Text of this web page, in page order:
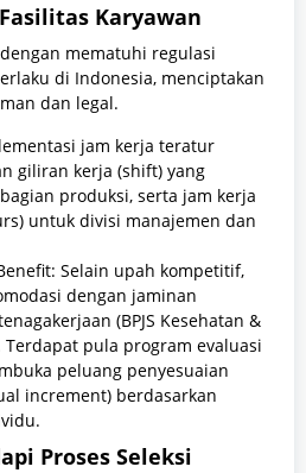
Karyawan
mematuhi regulasi
di Indonesia, menciptakan
dan legal.
jam kerja teratur
giliran kerja (shift) yang
produksi, serta jam kerja
untuk divisi manajemen dan
Selain upah kompetitif,
dengan jaminan
(BPJS Kesehatan &
Terdapat pula program evaluasi
peluang penyesuaian
increment) berdasarkan
Proses Seleksi